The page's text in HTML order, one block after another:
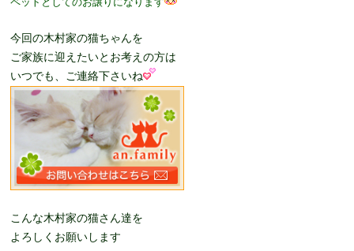
今回の木村家の猫ちゃんを
ご家族に迎えたいとお考えの方は
いつでも、ご連絡下さいね
こんな木村家の猫さん達を
よろしくお願いします